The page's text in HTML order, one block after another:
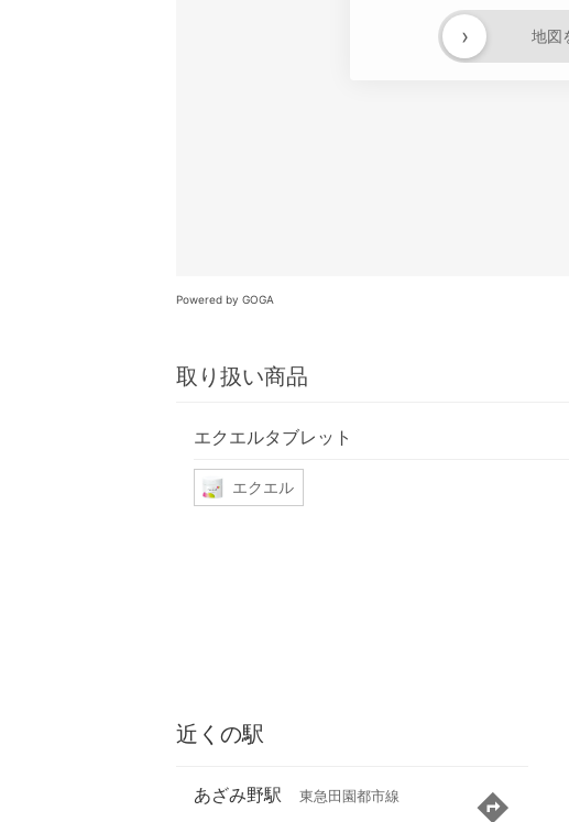
地図
›
Powered by GOGA
取り扱い商品
エクエルタブレット
エクエル
近くの駅
あざみ野駅 東急田園都市線